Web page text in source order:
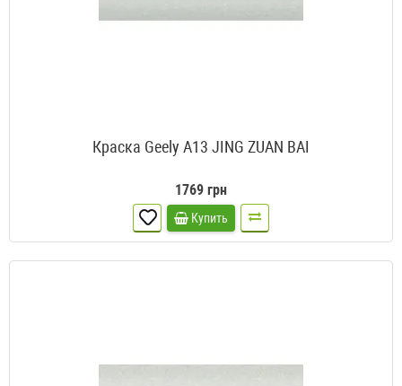
Краска Geely A13 JING ZUAN BAI
1769 грн
Купить